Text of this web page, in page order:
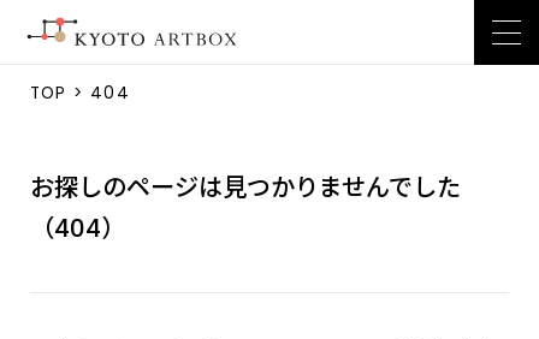
TOP > 404
お探しのページは見つかりませんでした
（404）